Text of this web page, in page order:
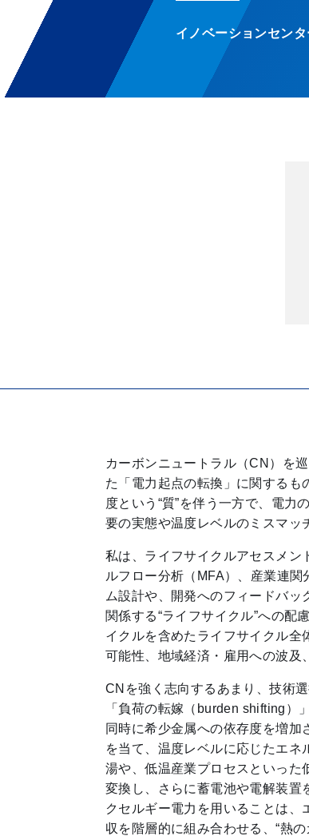
イノベーションセン
カーボンニュートラル（CN）を
た「電力起点の転換」に関する
度という“質”を伴う一方で、電
要の実態や温度レベルのミスマッ
私は、ライフサイクルアセスメ
ルフロー分析（MFA）、産業連
ム設計や、開発へのフィードバ
関係する“ライフサイクル”への
イクルを含めたライフサイクル全
可能性、地域経済・雇用への波及
CNを強く志向するあまり、技術
「負荷の転嫁（burden shifting）
同時に希少金属への依存度を増加
を当て、温度レベルに応じたエ
湯や、低温産業プロセスといった
変換し、さらに蓄電池や電解装置
クセルギー電力を用いることは
収を階層的に組み合わせる、“熱